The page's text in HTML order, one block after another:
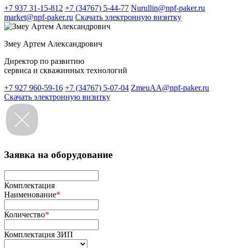
+7 937 31-15-812 +7 (34767) 5-44-77 Nurullin@npf-paker.ru
market@npf-paker.ru Скачать электронную визитку
Змеу Артем Александрович
Директор по развитию
сервиса и скважинных технологий
+7 927 960-59-16 +7 (34767) 5-07-04 ZmeuAA@npf-paker.ru
Скачать электронную визитку
Заявка на оборудование
Комплектация
Наименование*
Количество*
Комплектация ЗИП